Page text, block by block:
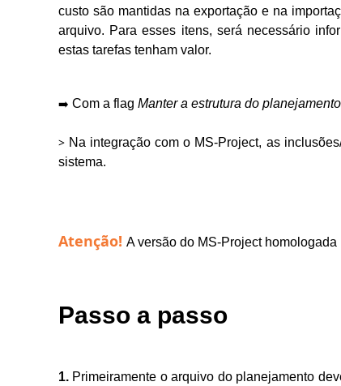
custo são mantidas na exportação e na
arquivo. Para esses itens, será necessário
estas tarefas tenham valor.
➡️ Com a flag Manter a estrutura do
> Na integração com o MS-Project, as
sistema.
Atenção! A versão do MS-Project
Passo a passo
1. Primeiramente o arquivo do planejamento